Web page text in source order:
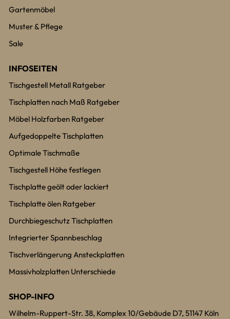
Gartenmöbel
Muster & Pflege
Sale
INFOSEITEN
Tischgestell Metall Ratgeber
Tischplatten nach Maß Ratgeber
Möbel Holzfarben Ratgeber
Aufgedoppelte Tischplatten
Optimale Tischmaße
Tischgestell Höhe festlegen
Tischplatte geölt oder lackiert
Tischplatte ölen Ratgeber
Durchbiegeschutz Tischplatten
Integrierter Spannbeschlag
Tischverlängerung Ansteckplatten
Massivholzplatten Unterschiede
SHOP-INFO
Wilhelm-Ruppert-Str. 38, Komplex 10/Gebäude D7, 51147 Köln